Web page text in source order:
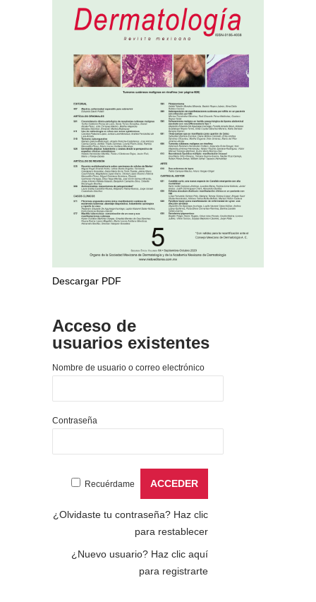
Descargar PDF
Acceso de
usuarios existentes
Nombre de usuario o correo electrónico
Contraseña
Recuérdame
¿Olvidaste tu contraseña? Haz clic
para restablecer
¿Nuevo usuario? Haz clic aquí
para registrarte